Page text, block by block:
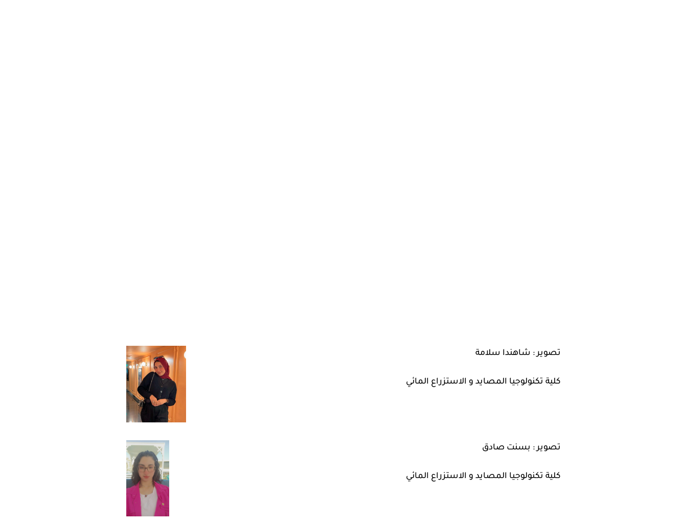
تصوير : شاهندا سلامة
كلية تكنولوجيا المصايد و الاستزراع المائي
تصوير : بسنت صادق
كلية تكنولوجيا المصايد و الاستزراع المائي